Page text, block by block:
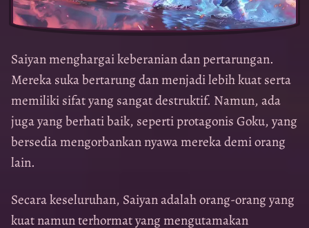
Saiyan menghargai keberanian dan pertarungan.
Mereka suka bertarung dan menjadi lebih kuat serta
memiliki sifat yang sangat destruktif. Namun, ada
juga yang berhati baik, seperti protagonis Goku, yang
bersedia mengorbankan nyawa mereka demi orang
lain.
Secara keseluruhan, Saiyan adalah orang-orang yang
kuat namun terhormat yang mengutamakan